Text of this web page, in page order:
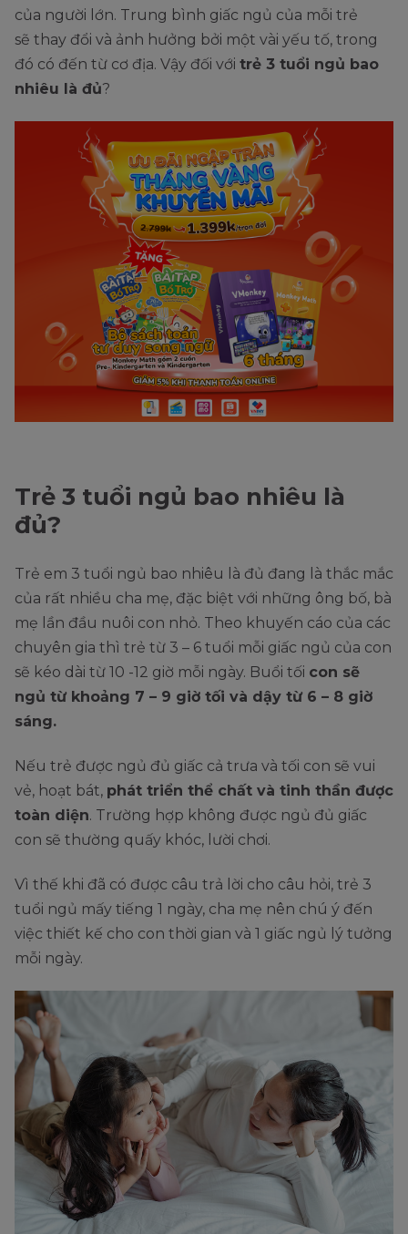
của người lớn. Trung bình giấc ngủ của mỗi trẻ
sẽ thay đổi và ảnh hưởng bởi một vài yếu tố, trong
đó có đến từ cơ địa. Vậy đối với trẻ 3 tuổi ngủ bao
nhiêu là đủ?
Trẻ 3 tuổi ngủ bao nhiêu là
đủ?
Trẻ em 3 tuổi ngủ bao nhiêu là đủ đang là thắc mắc
của rất nhiều cha mẹ, đặc biệt với những ông bố, bà
mẹ lần đầu nuôi con nhỏ. Theo khuyến cáo của các
chuyên gia thì trẻ từ 3 – 6 tuổi mỗi giấc ngủ của con
sẽ kéo dài từ 10 -12 giờ mỗi ngày. Buổi tối con sẽ
ngủ từ khoảng 7 – 9 giờ tối và dậy từ 6 – 8 giờ
sáng.
Nếu trẻ được ngủ đủ giấc cả trưa và tối con sẽ vui
vẻ, hoạt bát, phát triển thể chất và tinh thần được
toàn diện. Trường hợp không được ngủ đủ giấc
con sẽ thường quấy khóc, lười chơi.
Vì thế khi đã có được câu trả lời cho câu hỏi, trẻ 3
tuổi ngủ mấy tiếng 1 ngày, cha mẹ nên chú ý đến
việc thiết kế cho con thời gian và 1 giấc ngủ lý tưởng
mỗi ngày.